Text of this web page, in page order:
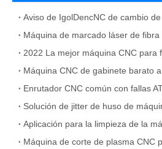
2022 La mejor máquina CNC para
Máquina CNC de gabinete barato
Enrutador CNC común con fallas
Aplicación para la limpieza de la
Máquina de corte de plasma CNC